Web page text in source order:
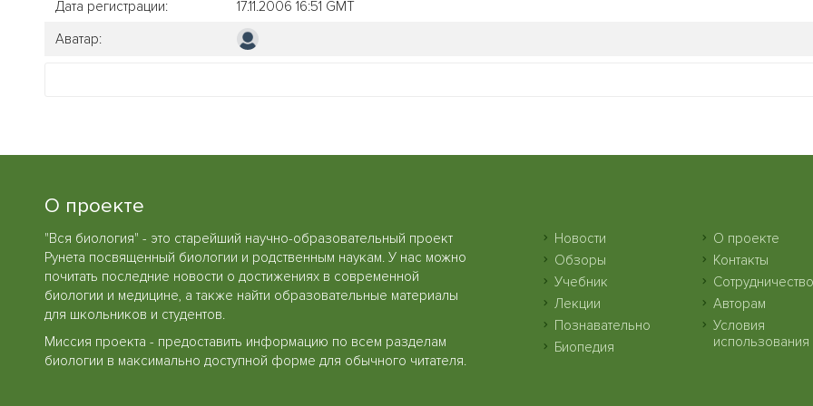
Дата регистрации:
17.11.2006 16:51 GMT
Аватар:
О проекте
"Вся биология" - это старейший научно-образовательный проект
Рунета посвященный биологии и родственным наукам. У нас можно
почитать последние новости о достижениях в современной
биологии и медицине, а также найти образовательные материалы
для школьников и студентов.
Миссия проекта - предоставить информацию по всем разделам
биологии в максимально доступной форме для обычного читателя.
Новости
Обзоры
Учебник
Лекции
Познавательно
Биопедия
О проекте
Контакты
Сотрудничество
Авторам
Условия
использования